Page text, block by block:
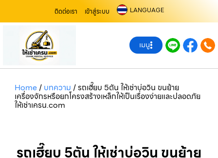
ติดต่อเรา เข้าสู่ระบบ LANGUAGE
เมนู
Home/ บทความ /รถเฮี๊ยบ 5ตัน ให้เช่าบ่อวิน ขนย้าย
เครื่องจักรหรือยกโครงสร้างเหล็กให้เป็นเรื่องง่ายและปลอดภัย
ให้เช่าเครน.com
รถเฮี๊ยบ 5ตัน ให้เช่าบ่อวิน ขนย้าย